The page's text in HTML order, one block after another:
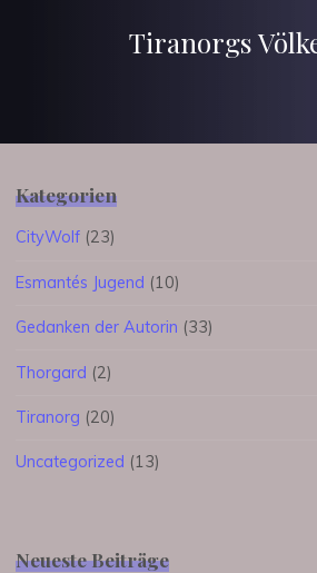
Tiranorgs
Kategorien
CityWolf (23)
Esmantés Jugend (10)
Gedanken der Autorin (33)
Thorgard (2)
Tiranorg (20)
Uncategorized (13)
Neueste Beiträge